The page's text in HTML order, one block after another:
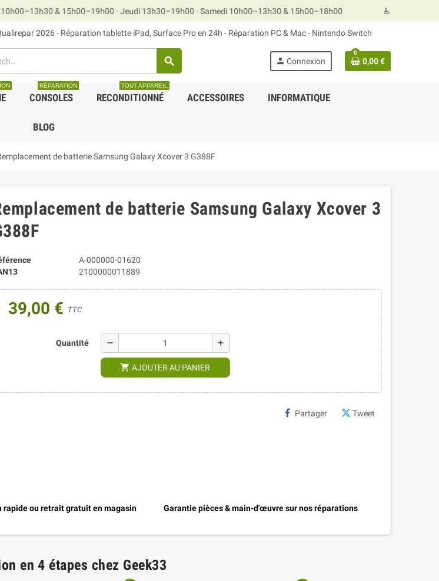
& 15h00–19h00 · Jeudi 13h30–19h00 · Samedi 10h00–13h30 & 15h00–18h00 ♿ Accessibilité
2026 - Réparation tablette iPad, Surface Pro en 24h - Réparation PC & Mac - Nintendo Switch
search person Connexion
0
0,00 €
CONSOLES
RÉPARATION
RECONDITIONNÉ
TOUT APPAREIL
ACCESSOIRES INFORMATIQUE
BLOG
de batterie Samsung Galaxy Xcover 3 G388F
de batterie Samsung Galaxy Xcover 3
A-000000-01620
2100000011889
39,00 € TTC
Quantité remove add
shopping_cart AJOUTER AU PANIER
Partager Tweet
rapide ou retrait gratuit en magasin Garantie pièces & main-d'œuvre sur nos réparations
en 4 étapes chez Geek33